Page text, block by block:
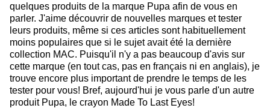
quelques produits de la marque Pupa afin de vous en
parler. J'aime découvrir de nouvelles marques et tester
leurs produits, même si ces articles sont habituellement
moins populaires que si le sujet avait été la dernière
collection MAC. Puisqu'il n'y a pas beaucoup d'avis sur
cette marque (en tout cas, pas en français ni en anglais), je
trouve encore plus important de prendre le temps de les
tester pour vous! Bref, aujourd'hui je vous parle d'un autre
produit Pupa, le crayon Made To Last Eyes!